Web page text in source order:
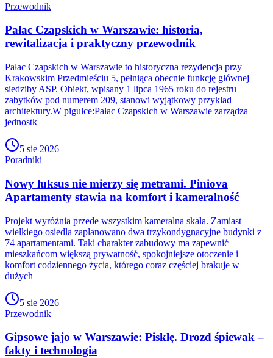
Przewodnik
Pałac Czapskich w Warszawie: historia,
rewitalizacja i praktyczny przewodnik
Pałac Czapskich w Warszawie to historyczna rezydencja przy
Krakowskim Przedmieściu 5, pełniąca obecnie funkcję głównej
siedziby ASP. Obiekt, wpisany 1 lipca 1965 roku do rejestru
zabytków pod numerem 209, stanowi wyjątkowy przykład
architektury.W pigułce:Pałac Czapskich w Warszawie zarządza
jednostk
5 sie 2026
Poradniki
Nowy luksus nie mierzy się metrami. Piniova
Apartamenty stawia na komfort i kameralność
Projekt wyróżnia przede wszystkim kameralna skala. Zamiast
wielkiego osiedla zaplanowano dwa trzykondygnacyjne budynki z
74 apartamentami. Taki charakter zabudowy ma zapewnić
mieszkańcom większą prywatność, spokojniejsze otoczenie i
komfort codziennego życia, którego coraz częściej brakuje w
dużych
5 sie 2026
Przewodnik
Gipsowe jajo w Warszawie: Pisklę. Drozd śpiewak –
fakty i technologia